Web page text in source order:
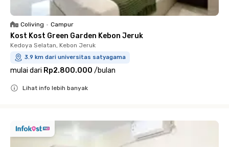
Coliving • Campur
Kost Kost Green Garden Kebon Jeruk
Kedoya Selatan, Kebon Jeruk
3.9 km dari universitas satyagama
mulai dari Rp2.800.000 /bulan
Lihat info lebih banyak